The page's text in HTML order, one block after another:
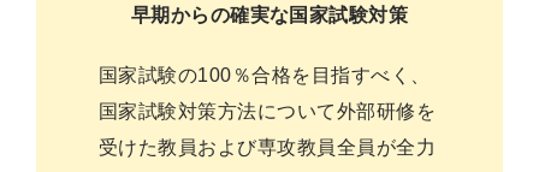
早期からの確実な国家試験対策
国家試験の100％合格を目指すべく、
国家試験対策方法について外部研修を
受けた教員および専攻教員全員が全力